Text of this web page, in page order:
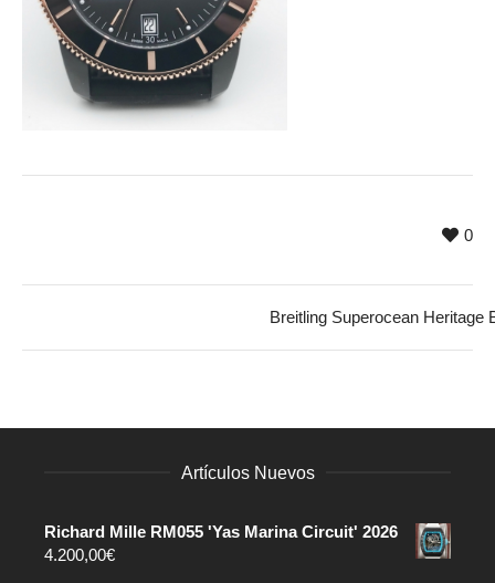
0
Breitling Superocean Heritage
Artículos Nuevos
Richard Mille RM055 'Yas Marina Circuit' 2026
4.200,00€